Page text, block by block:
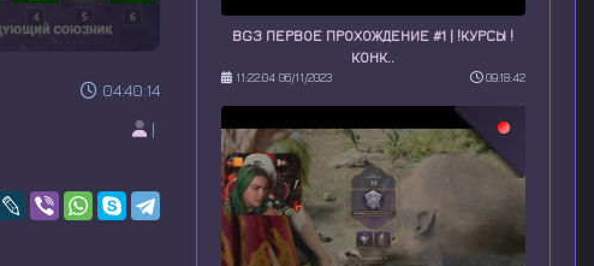
04:40:14
|
BG3 ПЕРВОЕ ПРОХОЖДЕНИЕ #1 | !КУРСЫ !
КОНК..
11:22:04 06/11/2023 09:18:42